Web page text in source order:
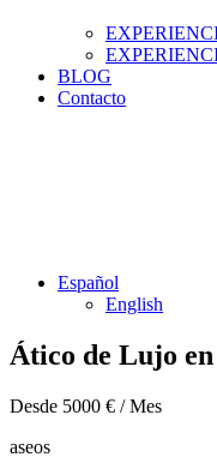
BLOG
Contacto
Español
English
Ático de Lujo
Desde 5000 € / Mes
aseos